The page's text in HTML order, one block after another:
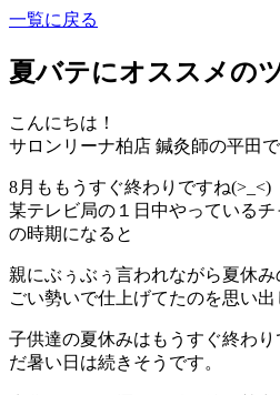
一覧に戻る
夏バテにオススメの
こんにちは！
サロンリーナ柏店 鍼灸師の平田
8月ももうすぐ終わりですね(>_<)
某テレビ局の１日中やっているチ
の時期になると
親にぶぅぶぅ言われながら夏休
ごい勢いで仕上げてたのを思い
子供達の夏休みはもうすぐ終わり
だ暑い日は続きそうです。